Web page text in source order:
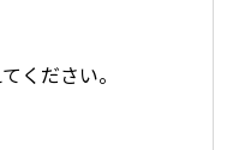
ください。